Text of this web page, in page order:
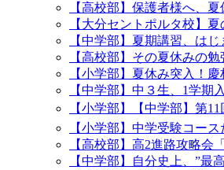
【高校部】保護者様へ、
【大分セントポルタ校】
【中学部】夏期講習、は
【高校部】その夏休みの
【小学部】夏休み突入！
【中学部】中３生、1学期
【小学部】【中学部】第
【小学部】中学受験コー
【高校部】高2進路攻略会
【中学部】自分史上、”最